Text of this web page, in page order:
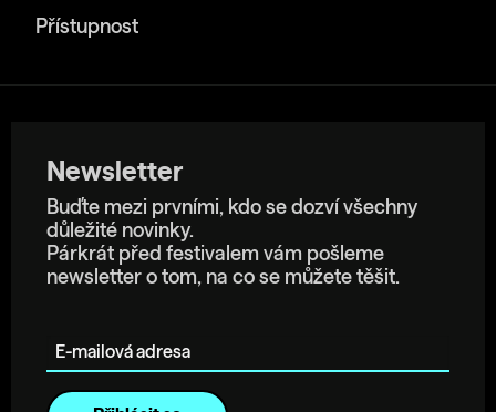
Přístupnost
Newsletter
Buďte mezi prvními, kdo se dozví všechny
důležité novinky.
Párkrát před festivalem vám pošleme
newsletter o tom, na co se můžete těšit.